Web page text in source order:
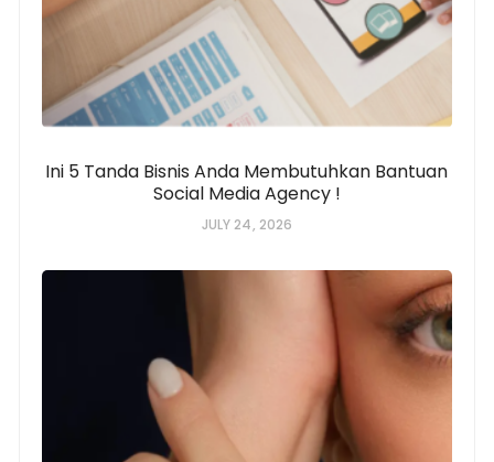
Ini 5 Tanda Bisnis Anda Membutuhkan Bantuan
Social Media Agency !
JULY 24, 2026